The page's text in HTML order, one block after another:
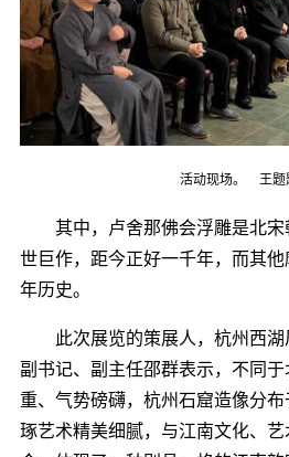
活动现场。 王题
其中，卢舍那佛会浮雕是北宋
世巨作，距今正好一千年，而其
年历史。
此次展览的策展人，杭州西湖
副书记、副主任邵群表示，不同
重、气势磅礴，杭州石窟造像分
琢艺术精美细腻，与江南文化、